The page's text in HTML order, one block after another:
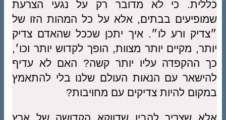
כללית. כי לא מדובר רק על נגעי הצרעת
שמופיעים בבתים, אלא על כל המהות הזו של
״צדיק ורע לו״. איך יתכן שככל שהאדם צדיק
יותר, מקיים יותר מצוות, הופך לקדוש יותר וכו׳,
כך ההקפדה עליו יותר קשה? האם לא עדיף
להישאר עם הנאות העולם שלנו בלי להתאמץ
במקום להיות צדיקים עם מחויבות?